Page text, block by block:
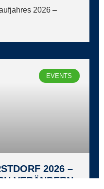
2026 –
EVENTS
2026 –
VERÄNDERN